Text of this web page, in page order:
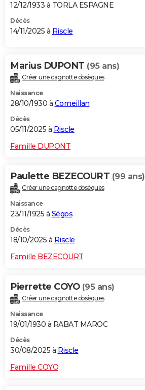
12/12/1933 à TORLA ESPAGNE
Décès
14/11/2025 à Riscle
Marius DUPONT (95 ans)
Créer une cagnotte obsèques
Naissance
28/10/1930 à Corneillan
Décès
05/11/2025 à Riscle
Famille DUPONT
Paulette BEZECOURT (99 ans)
Créer une cagnotte obsèques
Naissance
23/11/1925 à Ségos
Décès
18/10/2025 à Riscle
Famille BEZECOURT
Pierrette COYO (95 ans)
Créer une cagnotte obsèques
Naissance
19/01/1930 à RABAT MAROC
Décès
30/08/2025 à Riscle
Famille COYO